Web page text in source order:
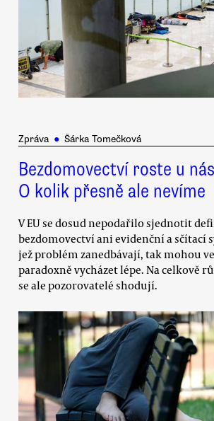
Zpráva ● Šárka Tomečková
Bezdomovectví roste u
O kolik přesně ale nevíme
V EU se dosud nepodařilo sjednotit
bezdomovectví ani evidenční a sčítací
jež problém zanedbávají, tak mohou
paradoxně vycházet lépe. Na celkově
se ale pozorovatelé shodují.